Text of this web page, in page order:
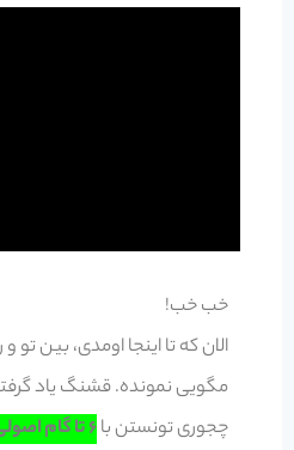
خب خب!
الان که تا اینجا اومدی، بین تو و
مگویی نمونده. قشنگ یاد
چجوری تونستن با6 تا گام اصولی